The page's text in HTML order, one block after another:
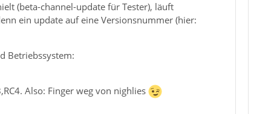
(beta-channel-update für Tester), läuft
ein update auf eine Versionsnummer (hier:
Betriebssystem:
Also: Finger weg von nighlies